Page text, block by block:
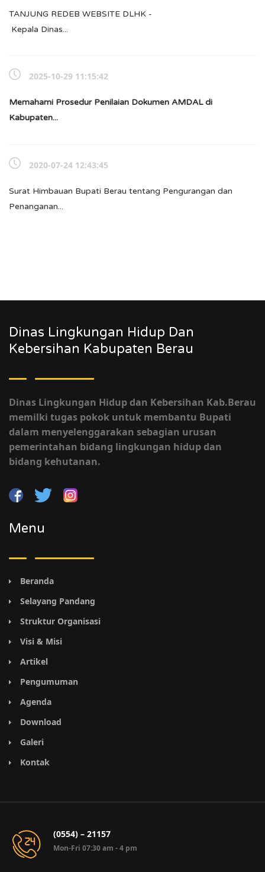
TANJUNG REDEB WEBSITE DLHK -
Kepala Dinas...
2025-10-29 11:15:42
Memahami Prosedur Penilaian Dokumen AMDAL di
Kabupaten...
2020-07-24 12:43:45
Surat Himbauan Bupati Berau tentang Pengurangan dan
Penanganan...
Dinas Lingkungan Hidup Dan
Kebersihan Kabupaten Berau
Dinas Lingkungan Hidup dan Kebersihan Kab.Berau
memilki tugas pokok untuk membantu Bupati
dalam menyelenggarakan sebagian urusan
pemerintahan bidang lingkungan hidup dan
bidang kehutanan.
Menu
Beranda
Selayang Pandang
Struktur Organisasi
Visi & Misi
Artikel
Pengumuman
Agenda
Download
Galeri
Kontak
(0554) – 21157
Mon-Fri 07:30 am - 4 pm